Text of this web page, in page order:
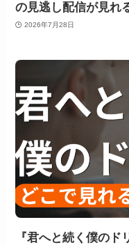
の見逃し配信が見れ
2026年7月28日
『君へと続く僕の